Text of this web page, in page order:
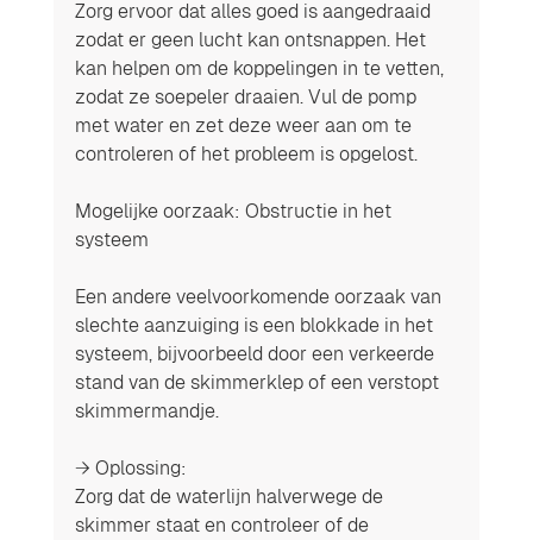
Zorg ervoor dat alles goed is aangedraaid
zodat er geen lucht kan ontsnappen. Het
kan helpen om de koppelingen in te vetten,
zodat ze soepeler draaien. Vul de pomp
met water en zet deze weer aan om te
controleren of het probleem is opgelost.
Mogelijke oorzaak: Obstructie in het
systeem
Een andere veelvoorkomende oorzaak van
slechte aanzuiging is een blokkade in het
systeem, bijvoorbeeld door een verkeerde
stand van de skimmerklep of een verstopt
skimmermandje.
→ Oplossing:
Zorg dat de waterlijn halverwege de
skimmer staat en controleer of de